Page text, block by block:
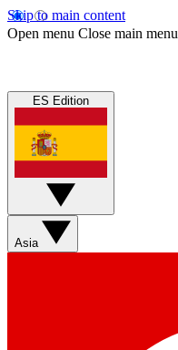
Skip to main content
Open menu Close main menu
ES Edition
Asia